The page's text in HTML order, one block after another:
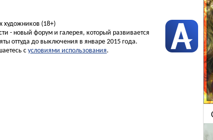
художников (18+)
- новый форум и галерея, который развивается
оттуда до выключения в январе 2015 года.
с условиями использования.